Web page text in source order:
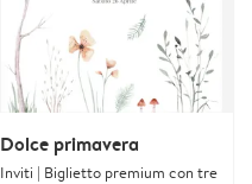
Dolce primavera
Inviti | Biglietto premium con tre